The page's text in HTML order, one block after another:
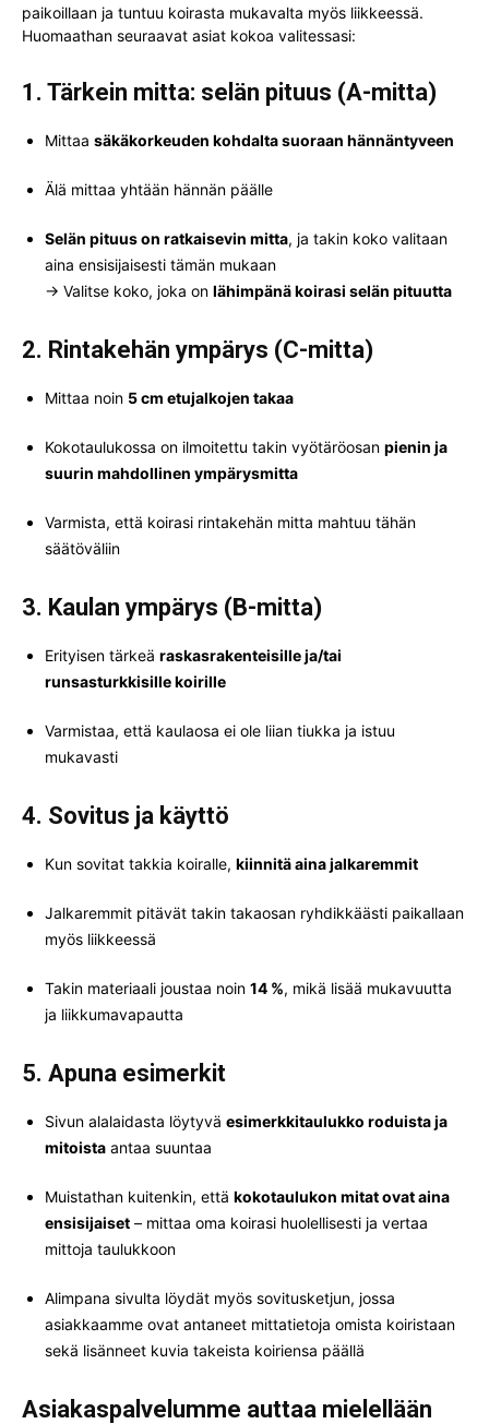
paikoillaan ja tuntuu koirasta mukavalta myös liikkeessä.
Huomaathan seuraavat asiat kokoa valitessasi:
1. Tärkein mitta: selän pituus (A-mitta)
Mittaa säkäkorkeuden kohdalta suoraan hännäntyveen
Älä mittaa yhtään hännän päälle
Selän pituus on ratkaisevin mitta, ja takin koko valitaan
aina ensisijaisesti tämän mukaan
→ Valitse koko, joka on lähimpänä koirasi selän pituutta
2. Rintakehän ympärys (C-mitta)
Mittaa noin 5 cm etujalkojen takaa
Kokotaulukossa on ilmoitettu takin vyötäröosan pienin ja
suurin mahdollinen ympärysmitta
Varmista, että koirasi rintakehän mitta mahtuu tähän
säätöväliin
3. Kaulan ympärys (B-mitta)
Erityisen tärkeä raskasrakenteisille ja/tai
runsasturkkisille koirille
Varmistaa, että kaulaosa ei ole liian tiukka ja istuu
mukavasti
4. Sovitus ja käyttö
Kun sovitat takkia koiralle, kiinnitä aina jalkaremmit
Jalkaremmit pitävät takin takaosan ryhdikkäästi paikallaan
myös liikkeessä
Takin materiaali joustaa noin 14 %, mikä lisää mukavuutta
ja liikkumavapautta
5. Apuna esimerkit
Sivun alalaidasta löytyvä esimerkkitaulukko roduista ja
mitoista antaa suuntaa
Muistathan kuitenkin, että kokotaulukon mitat ovat aina
ensisijaiset – mittaa oma koirasi huolellisesti ja vertaa
mittoja taulukkoon
Alimpana sivulta löydät myös sovitusketjun, jossa
asiakkaamme ovat antaneet mittatietoja omista koiristaan
sekä lisänneet kuvia takeista koiriensa päällä
Asiakaspalvelumme auttaa mielellään